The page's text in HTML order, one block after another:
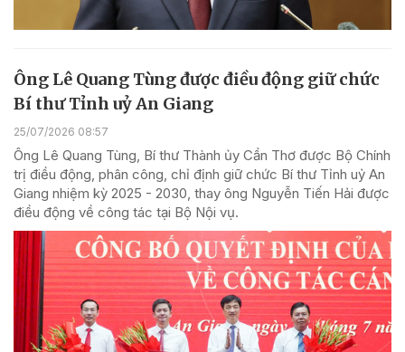
Ông Lê Quang Tùng được điều động giữ chức
Bí thư Tỉnh uỷ An Giang
25/07/2026 08:57
Ông Lê Quang Tùng, Bí thư Thành ủy Cần Thơ được Bộ Chính
trị điều động, phân công, chỉ định giữ chức Bí thư Tỉnh uỷ An
Giang nhiệm kỳ 2025 - 2030, thay ông Nguyễn Tiến Hải được
điều động về công tác tại Bộ Nội vụ.